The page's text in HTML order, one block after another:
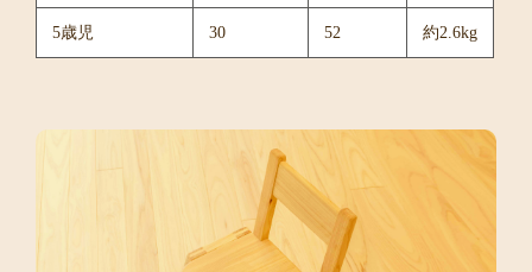
5歳児 30 52 約2.6kg